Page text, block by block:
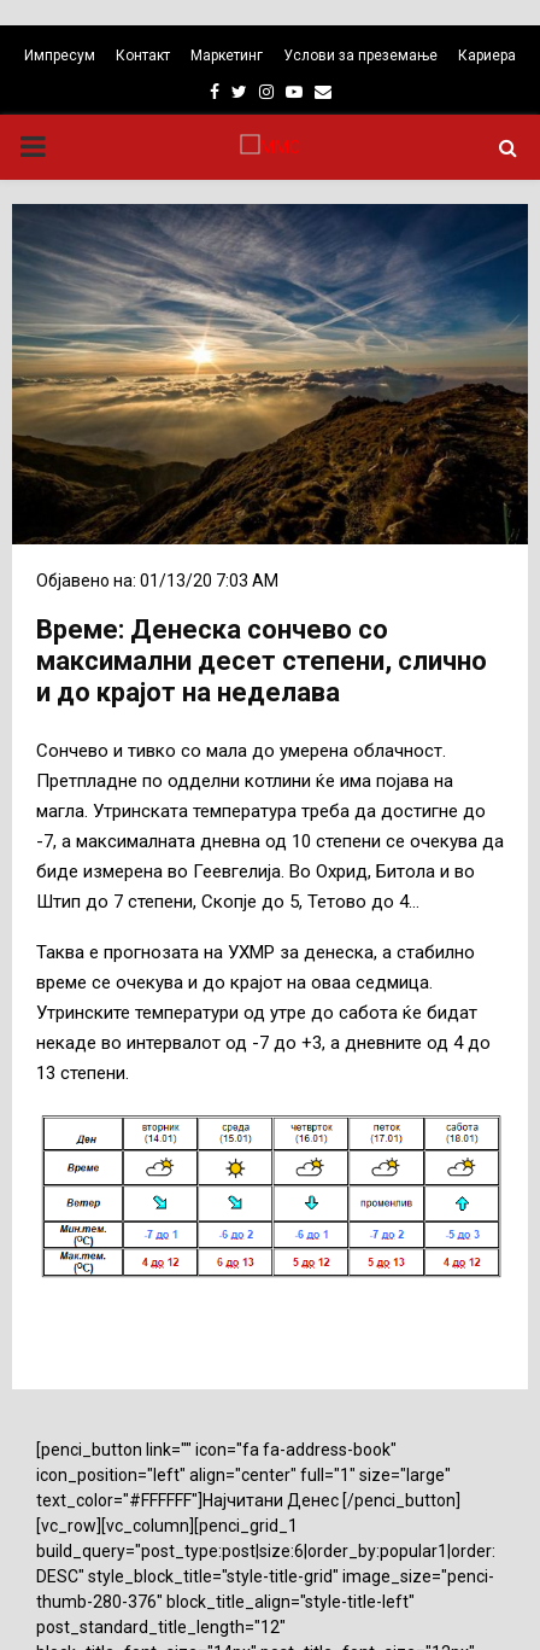
Импресум Контакт Маркетинг Услови за преземање Кариера
Facebook
TwitterInstagram
Youtube
Email
PRIMARY
MENU
Објавено на: 01/13/20 7:03 AM
Време: Денеска сончево со
максимални десет степени, слично
и до крајот на неделава
Сончево и тивко со мала до умерена облачност.
Претпладне по одделни котлини ќе има појава на
магла. Утринската температура треба да достигне до
-7, а максималната дневна од 10 степени се очекува да
биде измерена во Геевгелија. Во Охрид, Битола и во
Штип до 7 степени, Скопје до 5, Тетово до 4…
Таква е прогнозата на УХМР за денеска, а стабилно
време се очекува и до крајот на оваа седмица.
Утринските температури од утре до сабота ќе бидат
некаде во интервалот од -7 до +3, а дневните од 4 до
13 степени.
[penci_button link="" icon="fa fa-address-book"
icon_position="left" align="center" full="1" size="large"
text_color="#FFFFFF"]Најчитани Денес [/penci_button]
[vc_row][vc_column][penci_grid_1
build_query="post_type:post|size:6|order_by:popular1|order:
DESC" style_block_title="style-title-grid" image_size="penci-
thumb-280-376" block_title_align="style-title-left"
post_standard_title_length="12"